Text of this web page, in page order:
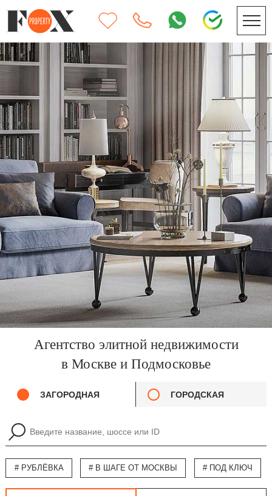
Агентство элитной недвижимости
в Москве и Подмосковье
ЗАГОРОДНАЯ ГОРОДСКАЯ
# РУБЛЁВКА # В ШАГЕ ОТ МОСКВЫ # ПОД КЛЮЧ